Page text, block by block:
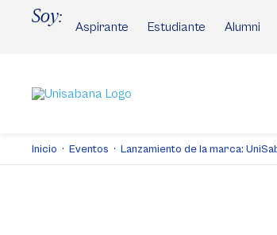
Soy:
Aspirante Estudiante Alumni
Inicio Eventos Lanzamiento de la marca: